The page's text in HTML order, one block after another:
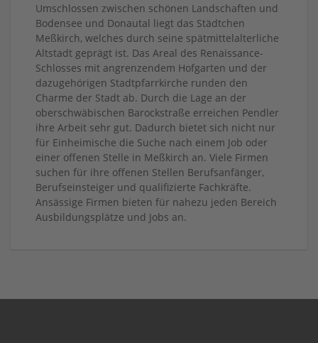
Umschlossen zwischen schönen Landschaften und
Bodensee und Donautal liegt das Städtchen
Meßkirch, welches durch seine spätmittelalterliche
Altstadt geprägt ist. Das Areal des Renaissance-
Schlosses mit angrenzendem Hofgarten und der
dazugehörigen Stadtpfarrkirche runden den
Charme der Stadt ab. Durch die Lage an der
oberschwäbischen Barockstraße erreichen Pendler
ihre Arbeit sehr gut. Dadurch bietet sich nicht nur
für Einheimische die Suche nach einem Job oder
einer offenen Stelle in Meßkirch an. Viele Firmen
suchen für ihre offenen Stellen Berufsanfänger,
Berufseinsteiger und qualifizierte Fachkräfte.
Ansässige Firmen bieten für nahezu jeden Bereich
Ausbildungsplätze und Jobs an.